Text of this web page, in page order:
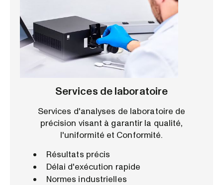
Services de laboratoire
Services d'analyses de laboratoire de
précision visant à garantir la qualité,
l'uniformité et Conformité.
Résultats précis
Délai d'exécution rapide
Normes industrielles